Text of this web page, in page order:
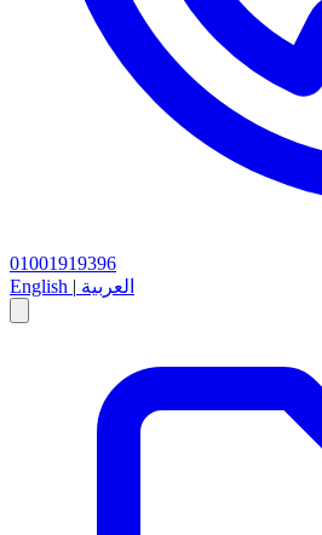
01001919396
English | العربية